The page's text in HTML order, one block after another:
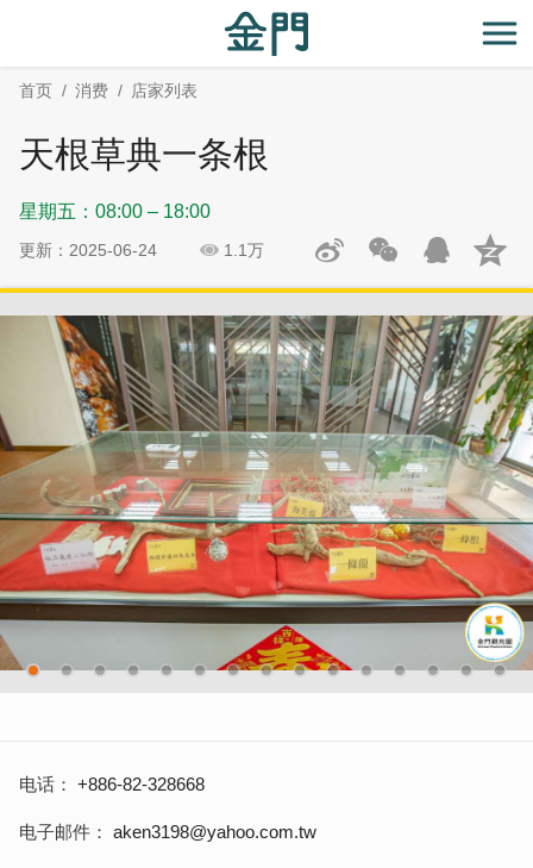
主
开
首页 消费 店家列表
天根草典一条根
星期五：08:00 – 18:00
更新：2025-06-24 1.1万
社
电话 +886-82-328668
电子邮件 aken3198@yahoo.com.tw